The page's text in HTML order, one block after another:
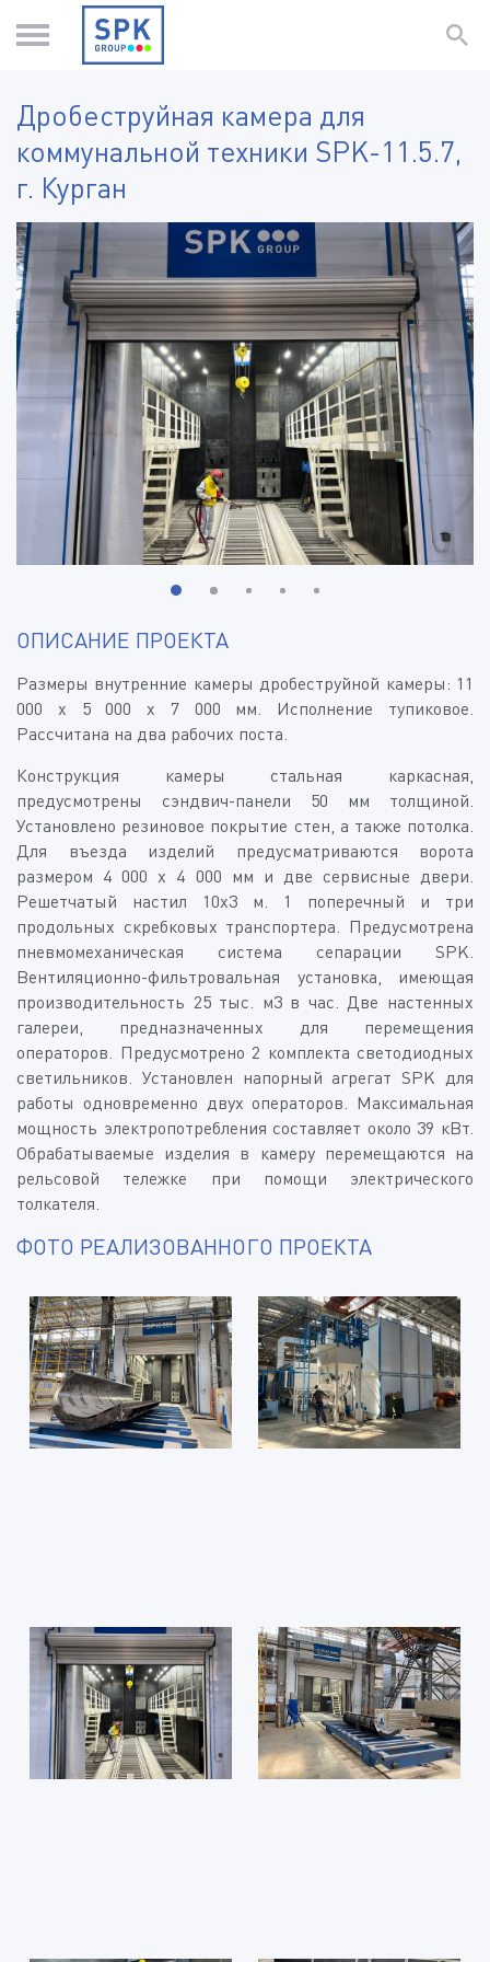
Дробеструйная камера для
коммунальной техники SPK-11.5.7,
г. Курган
ОПИСАНИЕ ПРОЕКТА
Размеры внутренние камеры дробеструйной камеры: 11
000 х 5 000 х 7 000 мм. Исполнение тупиковое.
Рассчитана на два рабочих поста.
Конструкция камеры стальная каркасная,
предусмотрены сэндвич-панели 50 мм толщиной.
Установлено резиновое покрытие стен, а также потолка.
Для въезда изделий предусматриваются ворота
размером 4 000 х 4 000 мм и две сервисные двери.
Решетчатый настил 10х3 м. 1 поперечный и три
продольных скребковых транспортера. Предусмотрена
пневмомеханическая система сепарации SPK.
Вентиляционно-фильтровальная установка, имеющая
производительность 25 тыс. м3 в час. Две настенных
галереи, предназначенных для перемещения
операторов. Предусмотрено 2 комплекта светодиодных
светильников. Установлен напорный агрегат SPK для
работы одновременно двух операторов. Максимальная
мощность электропотребления составляет около 39 кВт.
Обрабатываемые изделия в камеру перемещаются на
рельсовой тележке при помощи электрического
толкателя.
ФОТО РЕАЛИЗОВАННОГО ПРОЕКТА